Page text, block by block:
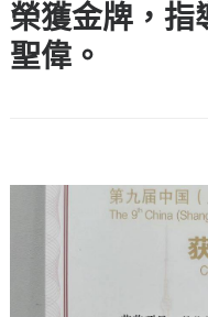
榮獲金牌，指
聖偉。